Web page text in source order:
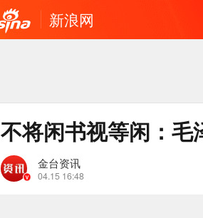
新浪网
不将闲书视等闲：毛
金台资讯
04.15 16:48